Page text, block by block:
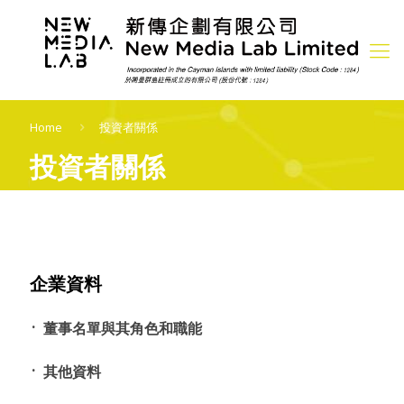
投資者關係
Home 投資者關係
企業資料
董事名單與其角色和職能
其他資料